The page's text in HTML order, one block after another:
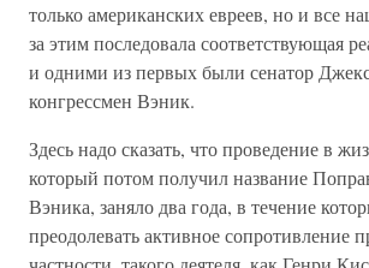
только американских евреев, но и все
за этим последовала соответствующая
и одними из первых были сенатор
конгрессмен Вэник.
Здесь надо сказать, что проведение в
который потом получил название
Вэника, заняло два года, в течение
преодолевать активное сопротивление